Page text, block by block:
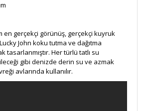
en gerçekçi görünüş, gerçekçi kuyruk
John koku tutma ve dağıtma
tasarlanmıştır. Her türlü tatlı su
gibi denizde derin su ve azmak
avlarında kullanılır.